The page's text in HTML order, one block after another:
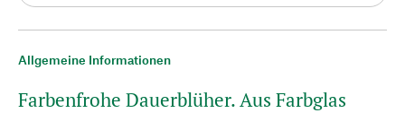
Allgemeine Informationen
Farbenfrohe Dauerblüher. Aus Farbglas